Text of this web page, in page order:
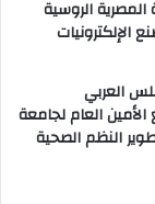
المصرية الروسية
الإلكترونيات
العربي
العام لجامعة
النظم الصحية